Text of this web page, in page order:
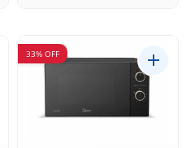
33% OFF